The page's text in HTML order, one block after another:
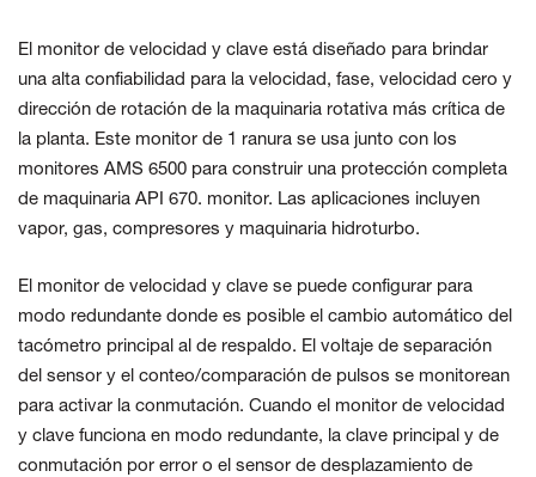
El monitor de velocidad y clave está diseñado para brindar
una alta confiabilidad para la velocidad, fase, velocidad cero y
dirección de rotación de la maquinaria rotativa más crítica de
la planta. Este monitor de 1 ranura se usa junto con los
monitores AMS 6500 para construir una protección completa
de maquinaria API 670. monitor. Las aplicaciones incluyen
vapor, gas, compresores y maquinaria hidroturbo.
El monitor de velocidad y clave se puede configurar para
modo redundante donde es posible el cambio automático del
tacómetro principal al de respaldo. El voltaje de separación
del sensor y el conteo/comparación de pulsos se monitorean
para activar la conmutación. Cuando el monitor de velocidad
y clave funciona en modo redundante, la clave principal y de
conmutación por error o el sensor de desplazamiento de